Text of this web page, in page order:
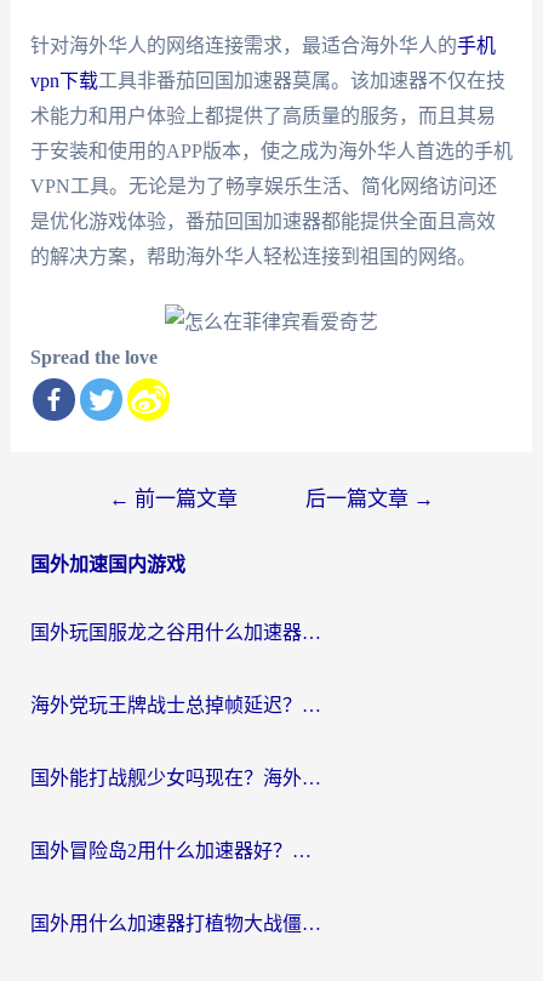
针对海外华人的网络连接需求，最适合海外华人的手机
vpn下载工具非番茄回国加速器莫属。该加速器不仅在技
术能力和用户体验上都提供了高质量的服务，而且其易
于安装和使用的APP版本，使之成为海外华人首选的手机
VPN工具。无论是为了畅享娱乐生活、简化网络访问还
是优化游戏体验，番茄回国加速器都能提供全面且高效
的解决方案，帮助海外华人轻松连接到祖国的网络。
Spread the love
导
← 前一篇文章 后一篇文章 →
国外加速国内游戏
国外玩国服龙之谷用什么加速器最好？一份给海外游子的终极指南
海外党玩王牌战士总掉帧延迟？这份王牌战士延迟加速器终极指南救你命
国外能打战舰少女吗现在？海外玩家的国服游戏加速终极指南
国外冒险岛2用什么加速器好？海外党国服游戏畅玩全攻略（附鸣潮哈利波特加速技巧）
国外用什么加速器打植物大战僵尸好？海外党国服游戏加速终极指南